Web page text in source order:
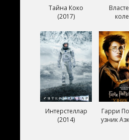
Тайна Коко
(2017)
короля
Интерстеллар
(2014)
Гарри
узник